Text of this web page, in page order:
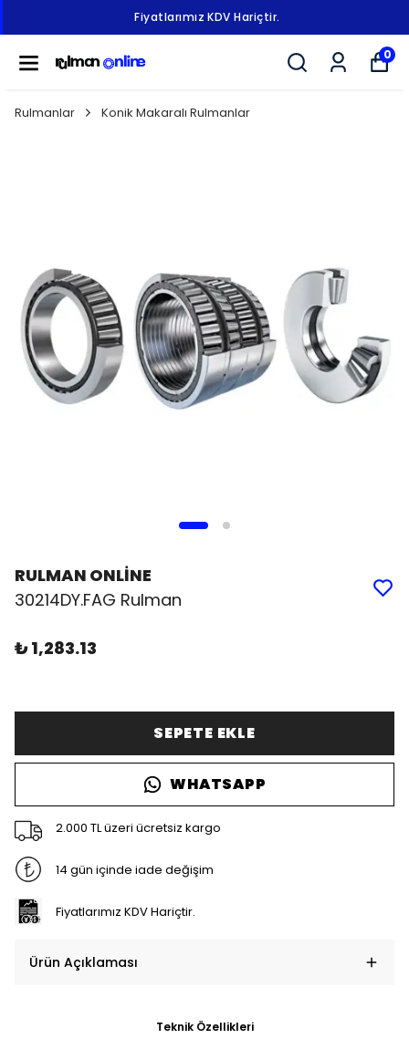
Fiyatlarımız KDV Hariçtir.
0
Rulmanlar Konik Makaralı Rulmanlar
RULMAN ONLİNE
30214DY.FAG Rulman
₺ 1,283.13
SEPETE EKLE
WHATSAPP
2.000 TL üzeri ücretsiz kargo
14 gün içinde iade değişim
Fiyatlarımız KDV Hariçtir.
Ürün Açıklaması
Teknik Özellikleri